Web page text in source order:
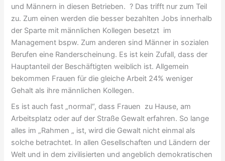
und Männern in diesen Betrieben. ? Das trifft nur zum Teil
zu. Zum einen werden die besser bezahlten Jobs innerhalb
der Sparte mit männlichen Kollegen besetzt im
Management bspw. Zum anderen sind Männer in sozialen
Berufen eine Randerscheinung. Es ist kein Zufall, dass der
Hauptanteil der Beschäftigten weiblich ist. Allgemein
bekommen Frauen für die gleiche Arbeit 24% weniger
Gehalt als ihre männlichen Kollegen.
Es ist auch fast „normal“, dass Frauen zu Hause, am
Arbeitsplatz oder auf der Straße Gewalt erfahren. So lange
alles im „Rahmen „ ist, wird die Gewalt nicht einmal als
solche betrachtet. In allen Gesellschaften und Ländern der
Welt und in dem zivilisierten und angeblich demokratischen